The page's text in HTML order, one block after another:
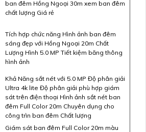
ban đêm Hồng Ngoại 30m xem ban đêm
chất lượng Giá rẻ
Tích hợp chức năng Hình ảnh ban đêm
sáng đẹp với Hồng Ngoại 20m Chất
Lượng Hình 5.0 MP Tiết kiệm băng thông
hình ảnh
Khả Năng sắt nét với 5.0 MP Độ phân giải
Ultra 4k lite Độ phân giải phù hợp giám
sát trên điện thoại Hình ảnh sắt nét ban
đêm Full Color 20m Chuyên dụng cho
công trìn ban đêm Chất lượng
Giám sát ban đêm Full Color 20m màu